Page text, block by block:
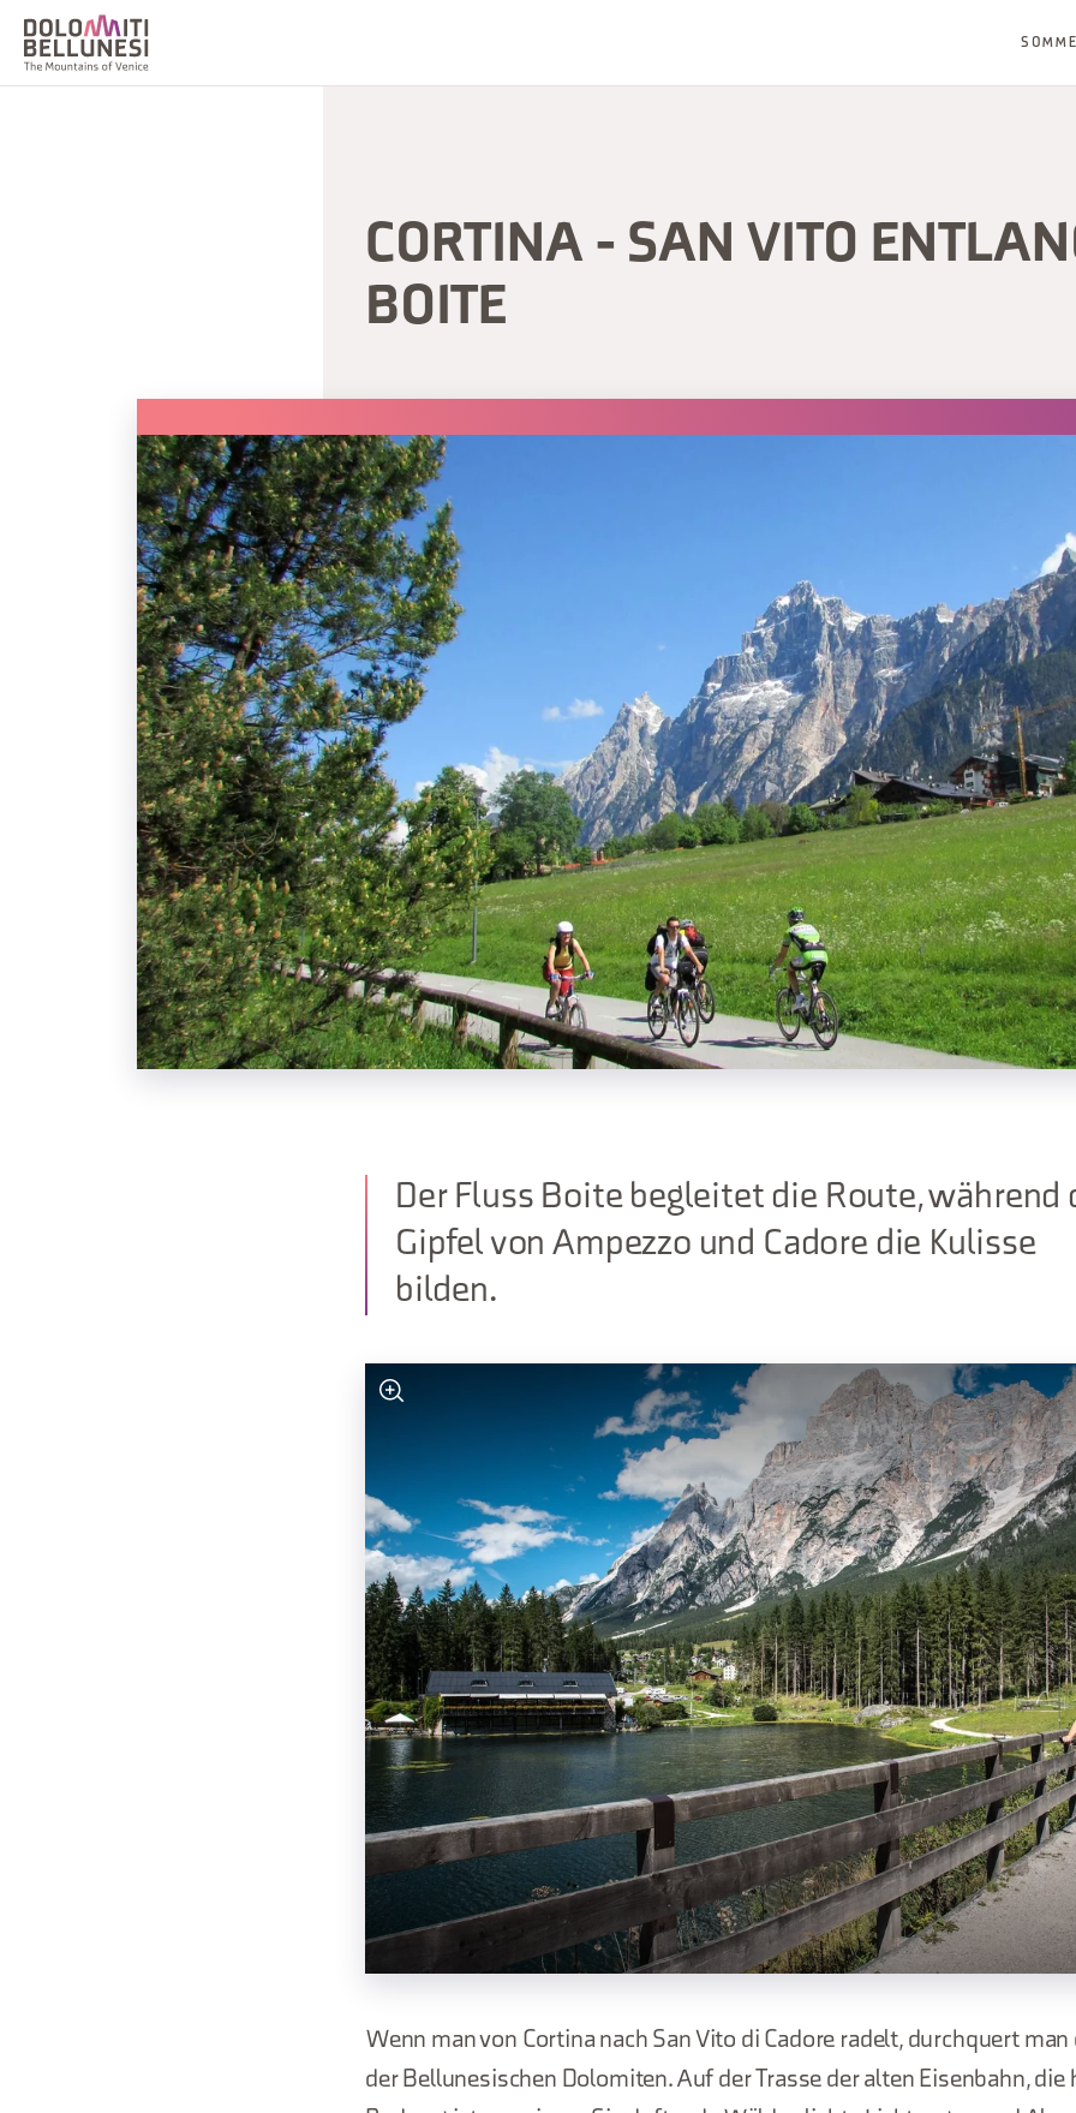
CORTINA - SAN VITO
BOITE
Der Fluss Boite begleitet die Route, während
Gipfel von Ampezzo und Cadore die Kulisse
bilden.
Wenn man von Cortina nach San Vito di Cadore radelt, durchquert
der Bellunesischen Dolomiten. Auf der Trasse der alten Eisenbahn, die